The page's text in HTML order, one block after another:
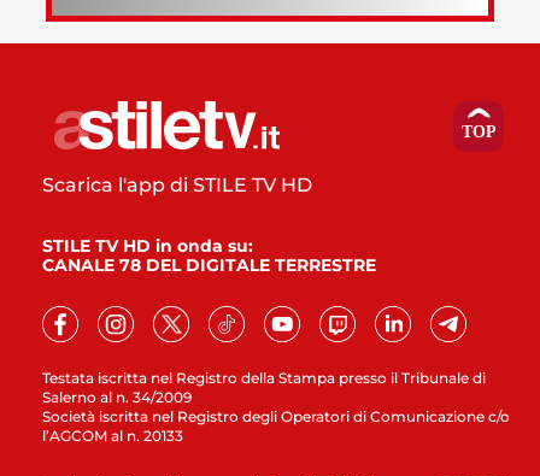
Testata iscritta nel Registro della Stampa presso il Tribunale di
Salerno al n. 34/2009
Società iscritta nel Registro degli Operatori di Comunicazione c/o
l’AGCOM al n. 20133
Scarica l'app di STILE TV HD
STILE TV HD in onda su:
CANALE 78 DEL DIGITALE TERRESTRE